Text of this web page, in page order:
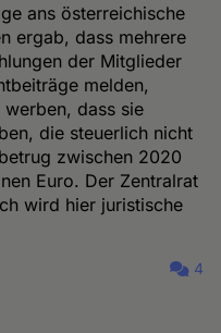
ans österreichische
ergab, dass mehrere
der Mitglieder
melden,
dass sie
die steuerlich nicht
zwischen 2020
Euro. Der Zentralrat
wird hier juristische
4